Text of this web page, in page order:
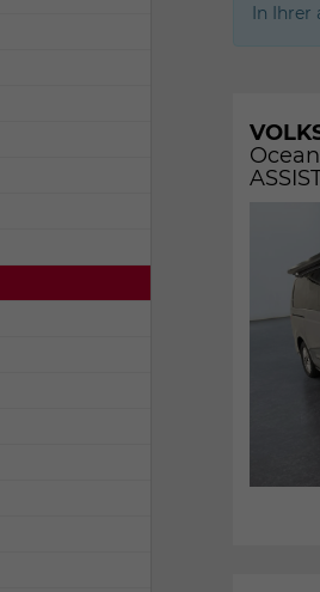
In Ihrer